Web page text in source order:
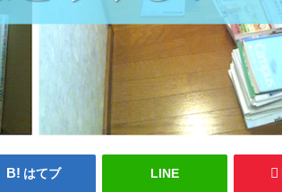
はてブ LINE